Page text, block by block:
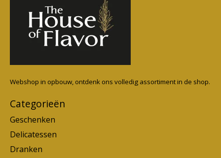
Webshop in opbouw, ontdenk ons volledig assortiment in de shop.
Categorieën
Geschenken
Delicatessen
Dranken